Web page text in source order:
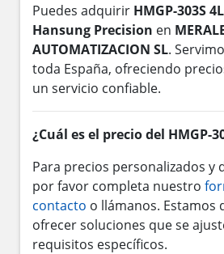
Puedes adquirir HMGP-303S
Hansung Precision en
AUTOMATIZACION SL.
toda España, ofreciendo
un servicio confiable.
¿Cuál es el precio del HMGP-
Para precios personalizados y
por favor completa nuestro
contacto o llámanos. Estamos
ofrecer soluciones que se
requisitos específicos.